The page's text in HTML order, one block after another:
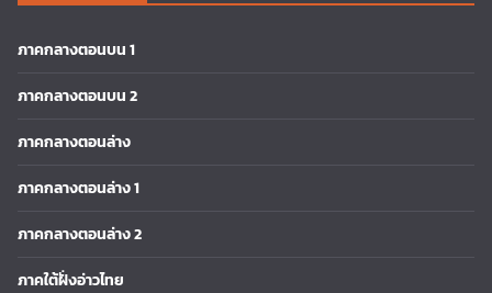
ภาคกลางตอนบน 1
ภาคกลางตอนบน 2
ภาคกลางตอนล่าง
ภาคกลางตอนล่าง 1
ภาคกลางตอนล่าง 2
ภาคใต้ฝั่งอ่าวไทย